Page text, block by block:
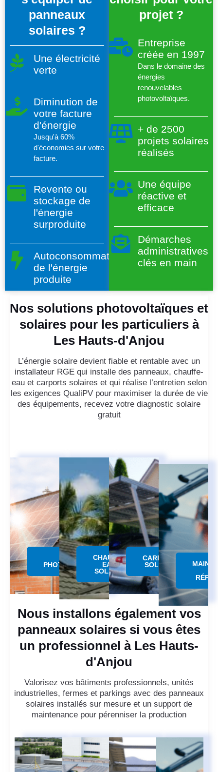
panneaux
solaires ?
Une électricité
verte
Diminution de
votre facture
d'énergie
Jusqu'à 60%
d'économies sur votre
facture.
Revente ou
stockage de
l'énergie
surproduite
Autoconsommation
de l'énergie
produite
projet ?
Entreprise
créée en 1997
Dans le domaine des
énergies
renouvelables
photovoltaïques.
+ de 2500
projets solaires
réalisés
Une équipe
réactive et
efficace
Démarches
administratives
clés en main
Nos solutions photovoltaïques et
solaires pour les particuliers à
Les Hauts-d'Anjou
L’énergie solaire devient fiable et rentable avec un
installateur RGE qui installe des panneaux, chauffe-
eau et carports solaires et qui réalise l’entretien selon
les exigences QualiPV pour maximiser la durée de vie
des équipements, recevez votre diagnostic solaire
gratuit
PANNEAU
PHOTOVOLTAÏQUE
CHAUFFE
EAU
SOLAIRE
CARPORT
SOLAIRE
Nous installons également vos
panneaux solaires si vous êtes
un professionnel à Les Hauts-
d'Anjou
Valorisez vos bâtiments professionnels, unités
industrielles, fermes et parkings avec des panneaux
solaires installés sur mesure et un support de
maintenance pour pérenniser la production